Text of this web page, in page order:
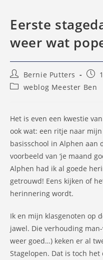
Eerste
weer wat
Bericht
auteur:
Bernie Putters
op:
Berichtcategorie:
weblog Meester Ben
Het is even een kwestie
ook wat: een ritje naar
basisschool in Alphen aan
voorbeeld van ‘je maand
Alphen had ik al goede
getrouwd! Eens kijken of
herinnering wordt.
Ik en mijn klasgenoten op
jawel. Die verhouding
weer goed…) keken er al
Stagelopen. Dat is toch